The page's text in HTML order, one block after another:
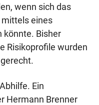
wenn sich das
mittels eines
könnte. Bisher
Risikoprofile wurden
Ein
Hermann Brenner